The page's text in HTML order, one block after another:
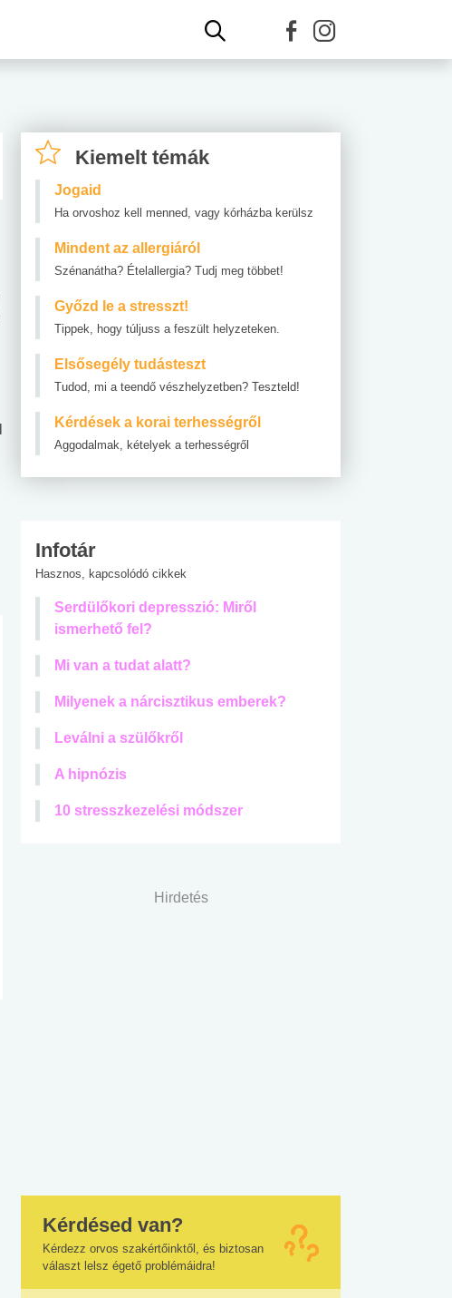
Kiemelt témák
Jogaid
Ha orvoshoz kell menned, vagy kórházba kerülsz
Mindent az allergiáról
Szénanátha? Ételallergia? Tudj meg többet!
Győzd le a stresszt!
Tippek, hogy túljuss a feszült helyzeteken.
Elsősegély tudásteszt
Tudod, mi a teendő vészhelyzetben? Teszteld!
Kérdések a korai terhességről
Aggodalmak, kételyek a terhességről
Infotár
Hasznos, kapcsolódó cikkek
Serdülőkori depresszió: Miről
ismerhető fel?
Mi van a tudat alatt?
Milyenek a nárcisztikus emberek?
Leválni a szülőkről
A hipnózis
10 stresszkezelési módszer
Hirdetés
Kérdésed van?
Kérdezz orvos szakértőinktől, és biztosan
választ lelsz égető problémáidra!